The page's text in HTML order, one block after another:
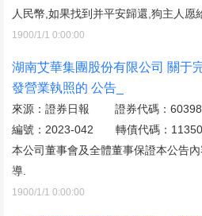
人民幣,如果找到并平安歸還,狗主人愿
1900/1/1 0:00:00
湖南艾華集團股份有限公司 關于
發營業執照的 公告_
來源：證券日報 證券代碼：
編號：2023-042 轉債代碼：
本公司董事會及全體董事保證本公告
導.
1900/1/1 0:00:00